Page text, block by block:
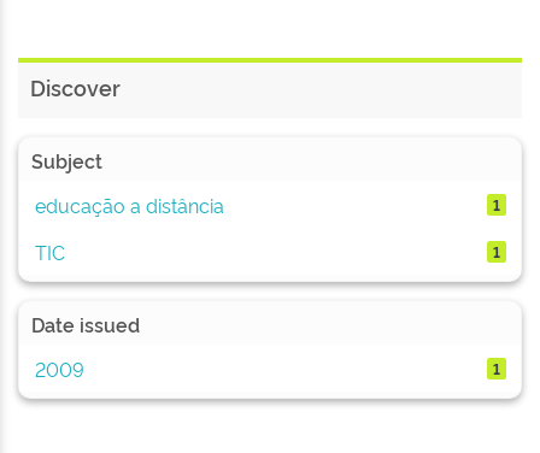
Discover
Subject
educação a distância
1
TIC 1
Date issued
2009
1